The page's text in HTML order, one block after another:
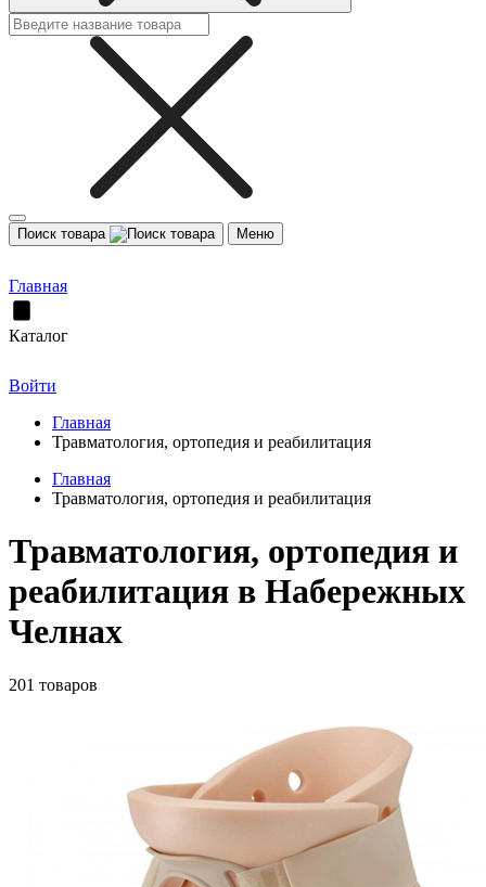
Поиск товара Меню
Главная
Каталог
Войти
Главная
Травматология, ортопедия и реабилитация
Главная
Травматология, ортопедия и реабилитация
Травматология, ортопедия и
реабилитация в Набережных
Челнах
201 товаров